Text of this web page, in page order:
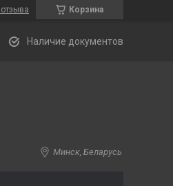
Корзина
Наличие документов
Минск, Беларусь